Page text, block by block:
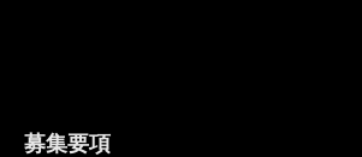
募集要項